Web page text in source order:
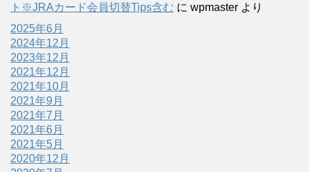
ト※JRAカード会員切替Tips含む に wpmaster より
2025年6月
2024年12月
2023年12月
2021年12月
2021年10月
2021年9月
2021年7月
2021年6月
2021年5月
2020年12月